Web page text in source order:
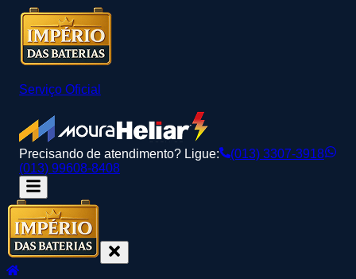
Serviço Oficial
Precisando de atendimento? Ligue:
(013) 3307-3918
(013) 99608-8408